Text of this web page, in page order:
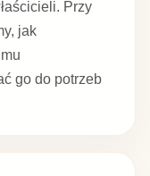
Przy
jak
go do potrzeb